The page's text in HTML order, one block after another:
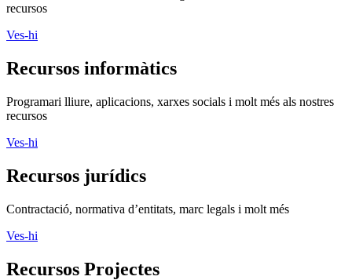
recursos
Ves-hi
Recursos informàtics
Programari lliure, aplicacions, xarxes socials i molt més als nostres
recursos
Ves-hi
Recursos jurídics
Contractació, normativa d’entitats, marc legals i molt més
Ves-hi
Recursos Projectes